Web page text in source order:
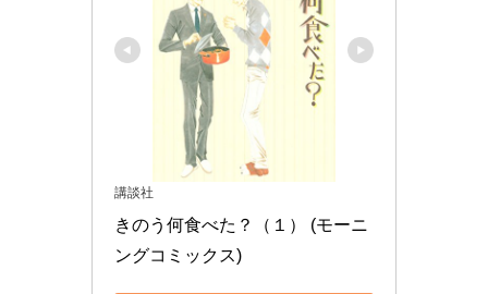
講談社
きのう何食べた？（１） (モーニ
ングコミックス)